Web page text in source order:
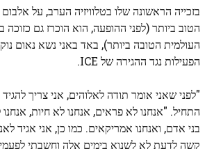
בזכייה הראשונה שלו בטלוויזיה הערב, על
הטוב ביותר (לפני ההופעה, הוא הוכרז גם כזוכה
העולמית הטובה ביותר), באד באני נשא נאום
הפעילות נגד ההגירה של ICE.
התחיל. "אנחנו לא פראים, אנחנו לא חיות, אנחנו
בני אדם, ואנחנו אמריקאים. כמו כן, אני אגיד
קשה לדעת לא לשנוא בימים אלה וחשבתי